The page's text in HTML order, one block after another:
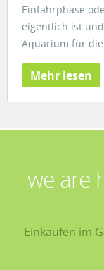
Einfahrphase
eigentlich ist
Aquarium für
Mehr lesen
we are
Einkaufen im